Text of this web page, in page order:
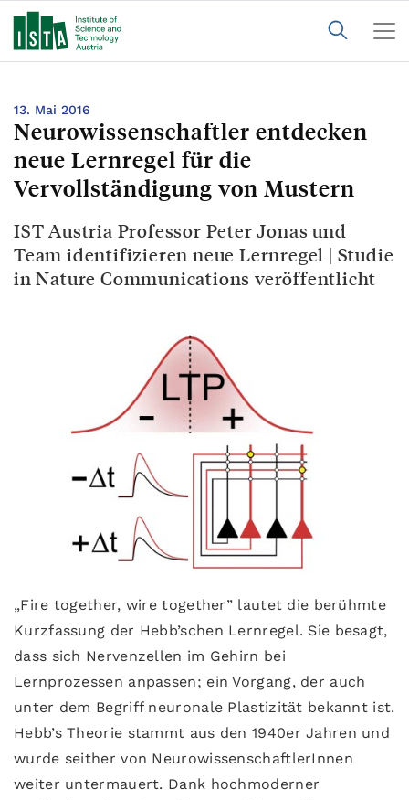
13. Mai 2016
Neurowissenschaftler entdecken
neue Lernregel für die
Vervollständigung von Mustern
IST Austria Professor Peter Jonas und
Team identifizieren neue Lernregel | Studie
in Nature Communications veröffentlicht
„Fire together, wire together” lautet die berühmte
Kurzfassung der Hebb’schen Lernregel. Sie besagt,
dass sich Nervenzellen im Gehirn bei
Lernprozessen anpassen; ein Vorgang, der auch
unter dem Begriff neuronale Plastizität bekannt ist.
Hebb’s Theorie stammt aus den 1940er Jahren und
wurde seither von NeurowissenschaftlerInnen
weiter untermauert. Dank hochmoderner